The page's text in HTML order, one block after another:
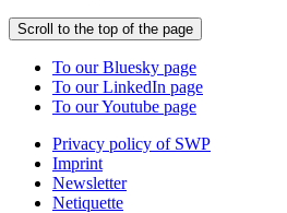
Scroll to the top of the page
To our Bluesky page
To our LinkedIn page
To our Youtube page
Privacy policy of SWP
Imprint
Newsletter
Netiquette